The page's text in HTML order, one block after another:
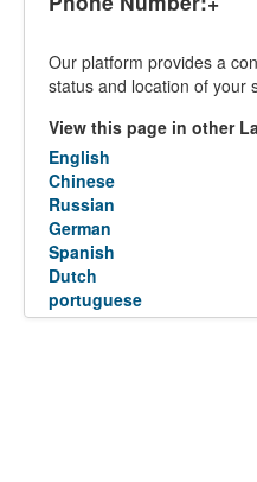
Our platform provides a
status and location of your
View this page in other
English
Chinese
Russian
German
Spanish
Dutch
portuguese